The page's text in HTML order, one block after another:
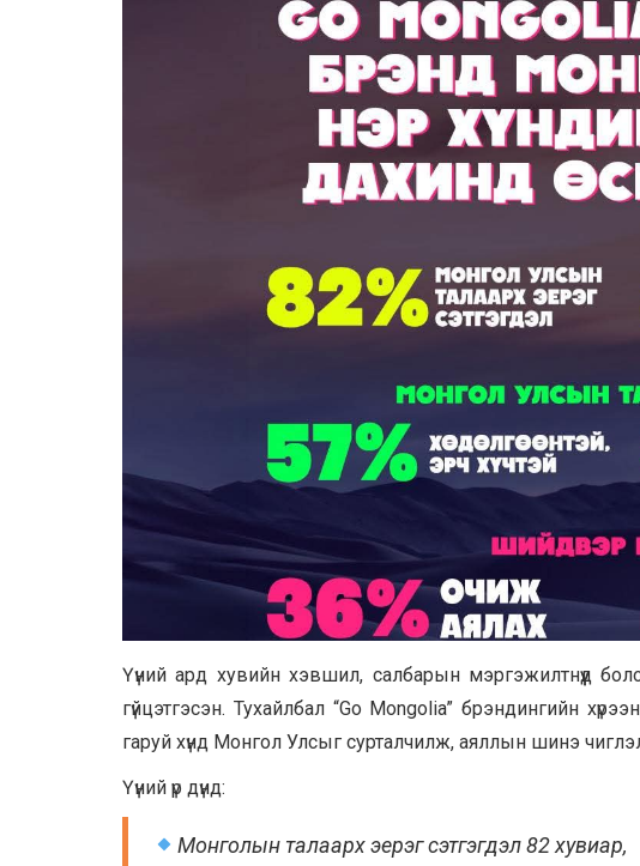
Үүний ард хувийн хэвшил, салбарын мэргэжилтнүүд
гүйцэтгэсэн. Тухайлбал “Go Mongolia” брэндингийн
гаруй хүнд Монгол Улсыг сурталчилж, аяллын шинэ
Үүний үр дүнд:
Монголын талаарх эерэг сэтгэгдэл 82 хувиар,